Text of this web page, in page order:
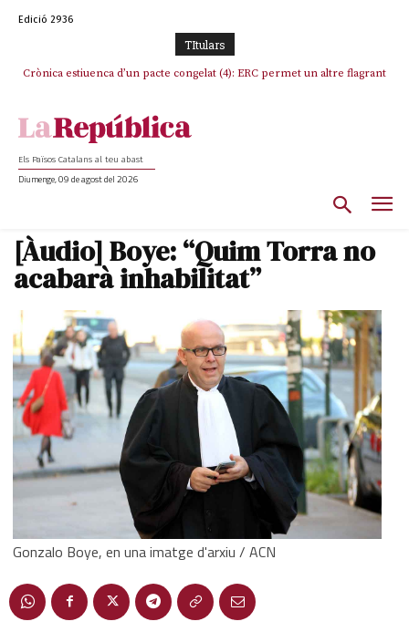
Edició 2936
TItulars
Crònica estiuenca d’un pacte congelat (4): ERC permet un altre flagrant
Rufián boicoteja l’estratègia d’acostament a Junts d’Oriol Junqueras
Els Països Catalans al teu abast
Diumenge, 09 de agost del 2026
[Àudio] Boye: “Quim Torra no
acabarà inhabilitat”
Gonzalo Boye, en una imatge d'arxiu / ACN